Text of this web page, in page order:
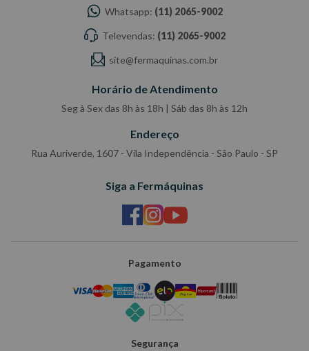
Whatsapp: (11) 2065-9002
Televendas: (11) 2065-9002
site@fermaquinas.com.br
Horário de Atendimento
Seg à Sex das 8h às 18h | Sáb das 8h às 12h
Endereço
Rua Auriverde, 1607 - Vila Independência - São Paulo - SP
Siga a Fermáquinas
Pagamento
Segurança